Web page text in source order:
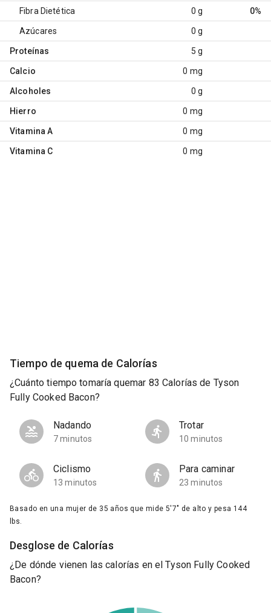
Fibra Dietética 0 g 0%
Azúcares 0 g
Proteínas 5 g
Calcio 0 mg
Alcoholes 0 g
Hierro 0 mg
Vitamina A 0 mg
Vitamina C 0 mg
Tiempo de quema de Calorías
¿Cuánto tiempo tomaría quemar 83 Calorías de Tyson
Fully Cooked Bacon?
Nadando
7 minutos
Trotar
10 minutos
Ciclismo
13 minutos
Para caminar
23 minutos
Basado en una mujer de 35 años que mide 5'7" de alto y pesa 144
lbs.
Desglose de Calorías
¿De dónde vienen las calorías en el Tyson Fully Cooked
Bacon?